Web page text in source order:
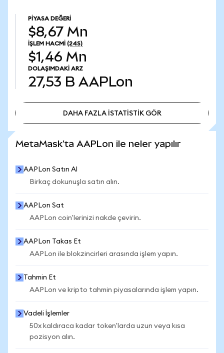
PIYASA DEĞERI
$8,67 Mn
İŞLEM HACMI (24S)
$1,46 Mn
DOLAŞIMDAKI ARZ
27,53 B AAPLon
DAHA FAZLA İSTATİSTİK GÖR
MetaMask'ta AAPLon ile neler yapılır
AAPLon Satın Al
Birkaç dokunuşla satın alın.
AAPLon Sat
AAPLon coin'lerinizi nakde çevirin.
AAPLon Takas Et
AAPLon ile blokzincirleri arasında işlem yapın.
Tahmin Et
AAPLon ve kripto tahmin piyasalarında işlem yapın.
Vadeli İşlemler
50x kaldıraca kadar token'larda uzun veya kısa
pozisyon alın.